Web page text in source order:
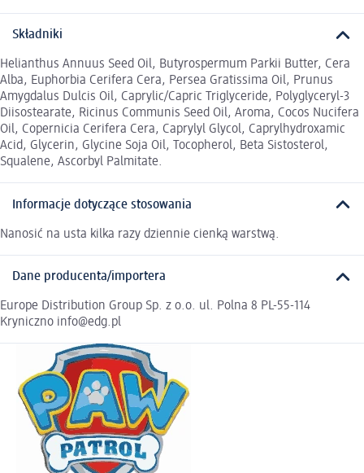
Składniki
Helianthus Annuus Seed Oil, Butyrospermum Parkii Butter, Cera
Alba, Euphorbia Cerifera Cera, Persea Gratissima Oil, Prunus
Amygdalus Dulcis Oil, Caprylic/Capric Triglyceride, Polyglyceryl-3
Diisostearate, Ricinus Communis Seed Oil, Aroma, Cocos Nucifera
Oil, Copernicia Cerifera Cera, Caprylyl Glycol, Caprylhydroxamic
Acid, Glycerin, Glycine Soja Oil, Tocopherol, Beta Sistosterol,
Squalene, Ascorbyl Palmitate.
Informacje dotyczące stosowania
Nanosić na usta kilka razy dziennie cienką warstwą.
Dane producenta/importera
Europe Distribution Group Sp. z o.o. ul. Polna 8 PL-55-114
Kryniczno info@edg.pl